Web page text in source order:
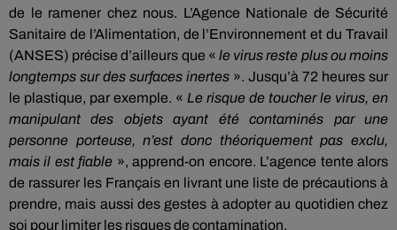
de le ramener chez nous. L’Agence Nationale de Sécurité
Sanitaire de l’Alimentation, de l’Environnement et du Travail
(ANSES) précise d’ailleurs que « le virus reste plus ou moins
longtemps sur des surfaces inertes ». Jusqu’à 72 heures sur
le plastique, par exemple. « Le risque de toucher le virus, en
manipulant des objets ayant été contaminés par une
personne porteuse, n’est donc théoriquement pas exclu,
mais il est fiable », apprend-on encore. L’agence tente alors
de rassurer les Français en livrant une liste de précautions à
prendre, mais aussi des gestes à adopter au quotidien chez
soi pour limiter les risques de contamination.